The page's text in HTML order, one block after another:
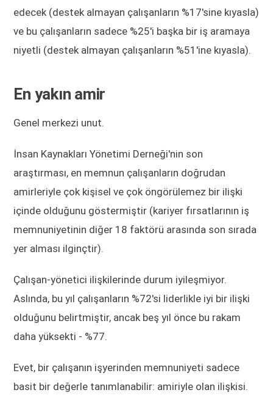
edecek (destek almayan çalışanların %17'sine kıyasla)
ve bu çalışanların sadece %25'i başka bir iş aramaya
niyetli (destek almayan çalışanların %51'ine kıyasla).
En yakın amir
Genel merkezi unut.
İnsan Kaynakları Yönetimi Derneği'nin son
araştırması, en memnun çalışanların doğrudan
amirleriyle çok kişisel ve çok öngörülemez bir ilişki
içinde olduğunu göstermiştir (kariyer fırsatlarının iş
memnuniyetinin diğer 18 faktörü arasında son sırada
yer alması ilginçtir).
Çalışan-yönetici ilişkilerinde durum iyileşmiyor.
Aslında, bu yıl çalışanların %72'si liderlikle iyi bir ilişki
olduğunu belirtmiştir, ancak beş yıl önce bu rakam
daha yüksekti - %77.
Evet, bir çalışanın işyerinden memnuniyeti sadece
basit bir değerle tanımlanabilir: amiriyle olan ilişkisi.